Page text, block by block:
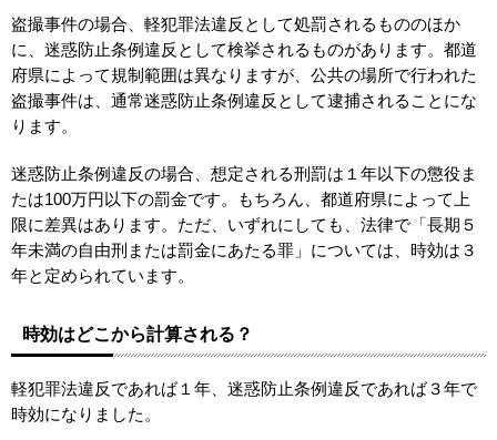
盗撮事件の場合、軽犯罪法違反として処罰されるもののほか
に、迷惑防止条例違反として検挙されるものがあります。都道
府県によって規制範囲は異なりますが、公共の場所で行われた
盗撮事件は、通常迷惑防止条例違反として逮捕されることにな
ります。
迷惑防止条例違反の場合、想定される刑罰は１年以下の懲役ま
たは100万円以下の罰金です。もちろん、都道府県によって上
限に差異はあります。ただ、いずれにしても、法律で「長期５
年未満の自由刑または罰金にあたる罪」については、時効は３
年と定められています。
時効はどこから計算される？
軽犯罪法違反であれば１年、迷惑防止条例違反であれば３年で
時効になりました。